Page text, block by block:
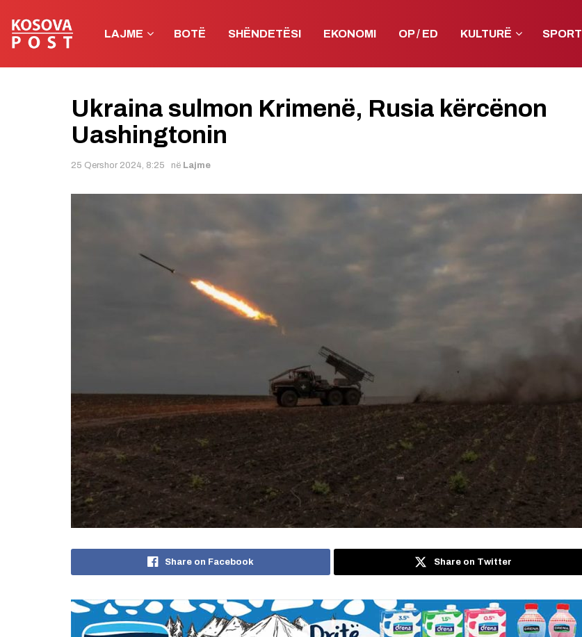
LAJME BOTË SHËNDETËSI EKONOMI OP / ED KULTURË SPORT
Ukraina sulmon Krimenë, Rusia kërcënon
Uashingtonin
25 Qershor 2024, 8:25 në Lajme
Share on Facebook Share on Twitter